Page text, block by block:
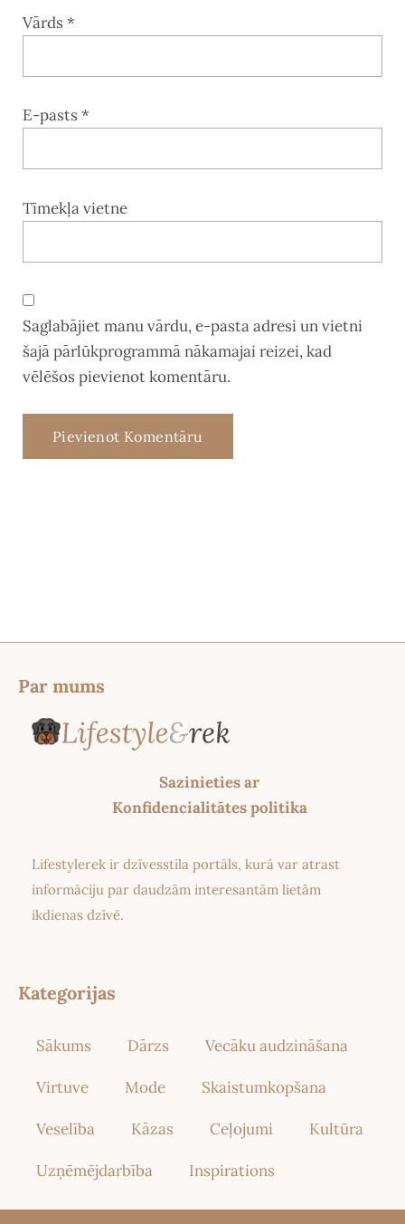
Vārds *
E-pasts *
Tīmekļa vietne
Saglabājiet manu vārdu, e-pasta adresi un vietni
šajā pārlūkprogrammā nākamajai reizei, kad
vēlēšos pievienot komentāru.
Par mums
Sazinieties ar
Konfidencialitātes politika
Lifestylerek ir dzīvesstila portāls, kurā var atrast
informāciju par daudzām interesantām lietām
ikdienas dzīvē.
Kategorijas
Sākums Dārzs Vecāku audzināšana
Virtuve Mode Skaistumkopšana
Veselība Kāzas Ceļojumi Kultūra
Uzņēmējdarbība Inspirations